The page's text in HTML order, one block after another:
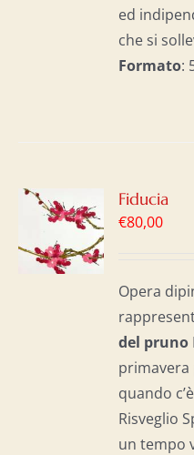
ed
che si
Formato:
Fiducia
€80,00
Opera
del pruno
primavera
quando
Risveglio
un tempo